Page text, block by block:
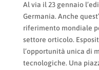
Al via il 23 gennaio
Germania. Anche
riferimento mondiale
settore orticolo.
l’opportunità unica di
tecnologiche. Una